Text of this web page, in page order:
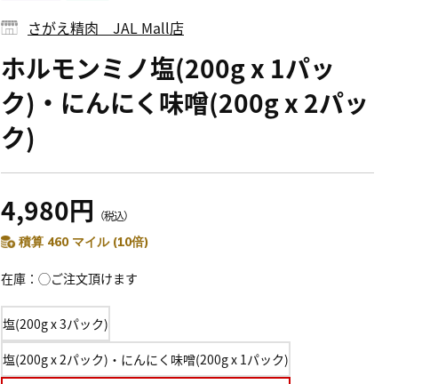
さがえ精肉 JAL Mall店
ホルモンミノ塩(200g x 1パッ
ク)・にんにく味噌(200g x 2パッ
ク)
4,980円 （税込）
積算 460 マイル (10倍)
在庫 ◯ご注文頂けます
塩(200g x 3パック)
塩(200g x 2パック)・にんにく味噌(200g x 1パック)